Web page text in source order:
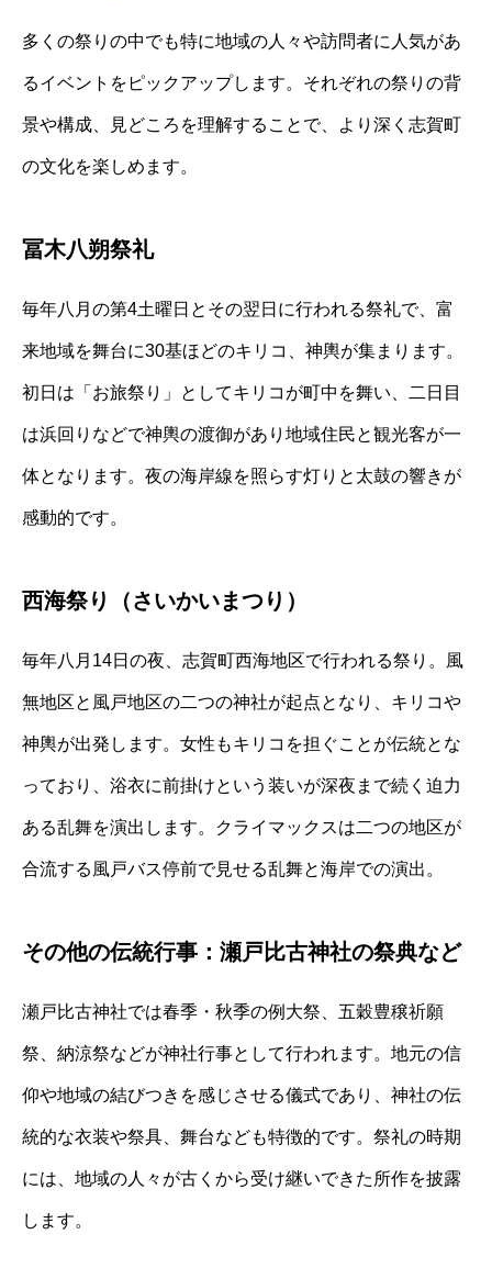
多くの祭りの中でも特に地域の人々や訪問者に人気があ
るイベントをピックアップします。それぞれの祭りの背
景や構成、見どころを理解することで、より深く志賀町
の文化を楽しめます。
冨木八朔祭礼
毎年八月の第4土曜日とその翌日に行われる祭礼で、富
来地域を舞台に30基ほどのキリコ、神輿が集まります。
初日は「お旅祭り」としてキリコが町中を舞い、二日目
は浜回りなどで神輿の渡御があり地域住民と観光客が一
体となります。夜の海岸線を照らす灯りと太鼓の響きが
感動的です。
西海祭り（さいかいまつり）
毎年八月14日の夜、志賀町西海地区で行われる祭り。風
無地区と風戸地区の二つの神社が起点となり、キリコや
神輿が出発します。女性もキリコを担ぐことが伝統とな
っており、浴衣に前掛けという装いが深夜まで続く迫力
ある乱舞を演出します。クライマックスは二つの地区が
合流する風戸バス停前で見せる乱舞と海岸での演出。
その他の伝統行事：瀬戸比古神社の祭典など
瀬戸比古神社では春季・秋季の例大祭、五穀豊穣祈願
祭、納涼祭などが神社行事として行われます。地元の信
仰や地域の結びつきを感じさせる儀式であり、神社の伝
統的な衣装や祭具、舞台なども特徴的です。祭礼の時期
には、地域の人々が古くから受け継いできた所作を披露
します。